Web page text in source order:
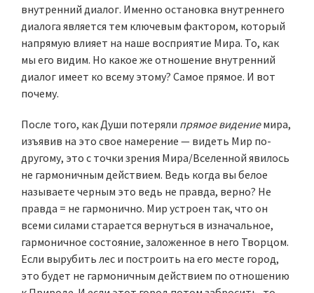
внутренний диалог. Именно остановка внутреннего
диалога является тем ключевым фактором, который
напрямую влияет на наше восприятие Мира. То, как
мы его видим. Но какое же отношение внутренний
диалог имеет ко всему этому? Самое прямое. И вот
почему.
После того, как Души потеряли прямое видениемира,
изъявив на это свое намерение — видеть Мир по-
другому, это с точки зрения Мира/Вселенной явилось
не гармоничным действием. Ведь когда вы белое
называете черным это ведь не правда, верно? Не
правда = не гармонично. Мир устроен так, что он
всеми силами старается вернуться в изначальное,
гармоничное состояние, заложенное в него Творцом.
Если вырубить лес и построить на его месте город,
это будет не гармоничным действием по отношению